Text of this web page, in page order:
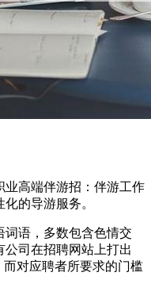
业高端伴游招：伴游工作
的导游服务。
语，多数包含色情交
司在招聘网站上打出
对应聘者所要求的门槛